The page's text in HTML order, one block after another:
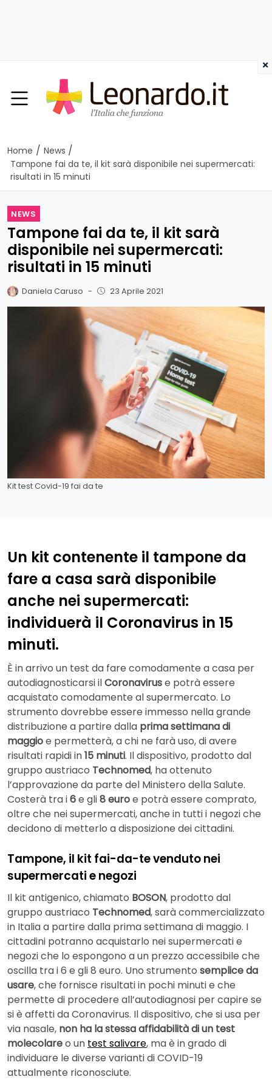
Home / News /
Tampone fai da te, il kit sarà disponibile nei supermercati:
risultati in 15 minuti
NEWS
Tampone fai da te, il kit sarà
disponibile nei supermercati:
risultati in 15 minuti
Daniela Caruso - 23 Aprile 2021
Kit test Covid-19 fai da te
Un kit contenente il tampone da
fare a casa sarà disponibile
anche nei supermercati:
individuerà il Coronavirus in 15
minuti.
È in arrivo un test da fare comodamente a casa per
autodiagnosticarsi ilCoronaviruse potrà essere
acquistato comodamente al supermercato. Lo
strumento dovrebbe essere immesso nella grande
distribuzione a partire dalla prima settimana di
maggioe permetterà, a chi ne farà uso, di avere
risultati rapidi in15 minuti. Il dispositivo, prodotto dal
gruppo austriaco Technomed, ha ottenuto
l’approvazione da parte del Ministero della Salute.
Costerà tra i6e gli8 euroe potrà essere comprato,
oltre che nei supermercati, anche in tutti i negozi che
decidono di metterlo a disposizione dei cittadini.
Tampone, il kit fai-da-te venduto nei
supermercati e negozi
Il kit antigenico, chiamato BOSON, prodotto dal
gruppo austriaco Technomed, sarà commercializzato
in Italia a partire dalla prima settimana di maggio. I
cittadini potranno acquistarlo nei supermercati e
negozi che lo espongono a un prezzo accessibile che
oscilla tra i 6 e gli 8 euro. Uno strumento semplice da
usare, che fornisce risultati in pochi minuti e che
permette di procedere all’autodiagnosi per capire se
si è affetti da Coronavirus. Il dispositivo, che si usa per
via nasale, non ha la stessa affidabilità di un test
molecolareo un test salivare, ma è in grado di
individuare le diverse varianti di COVID-19
attualmente riconosciute.
×